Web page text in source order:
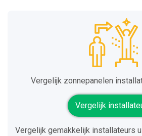
Vergelijk zonnepanelen
Vergelijk
Vergelijk gemakkelijk installateurs